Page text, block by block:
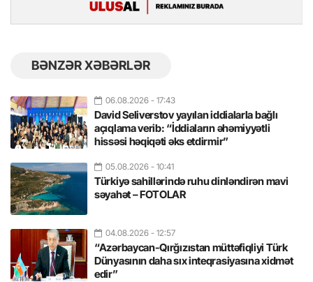
BƏNZƏR XƏBƏRLƏR
06.08.2026 - 17:43
David Seliverstov yayılan iddialarla bağlı
açıqlama verib: “İddiaların əhəmiyyətli
hissəsi həqiqəti əks etdirmir”
05.08.2026 - 10:41
Türkiyə sahillərində ruhu dinləndirən mavi
səyahət – FOTOLAR
04.08.2026 - 12:57
“Azərbaycan-Qırğızıstan müttəfiqliyi Türk
Dünyasının daha sıx inteqrasiyasına xidmət
edir”